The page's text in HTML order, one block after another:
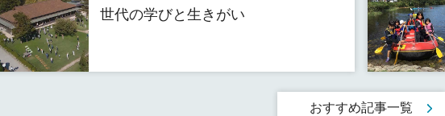
世代の学びと生きがい
おすすめ記事一覧